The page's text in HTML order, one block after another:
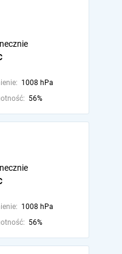
1008 hPa
56%
1008 hPa
56%